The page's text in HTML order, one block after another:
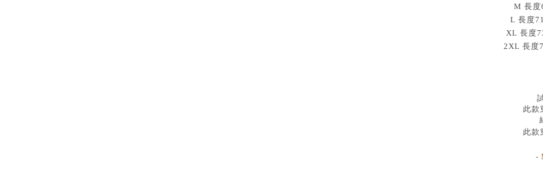
M 長度
L 長度
XL 長度
2XL 長度
此款
此款
-